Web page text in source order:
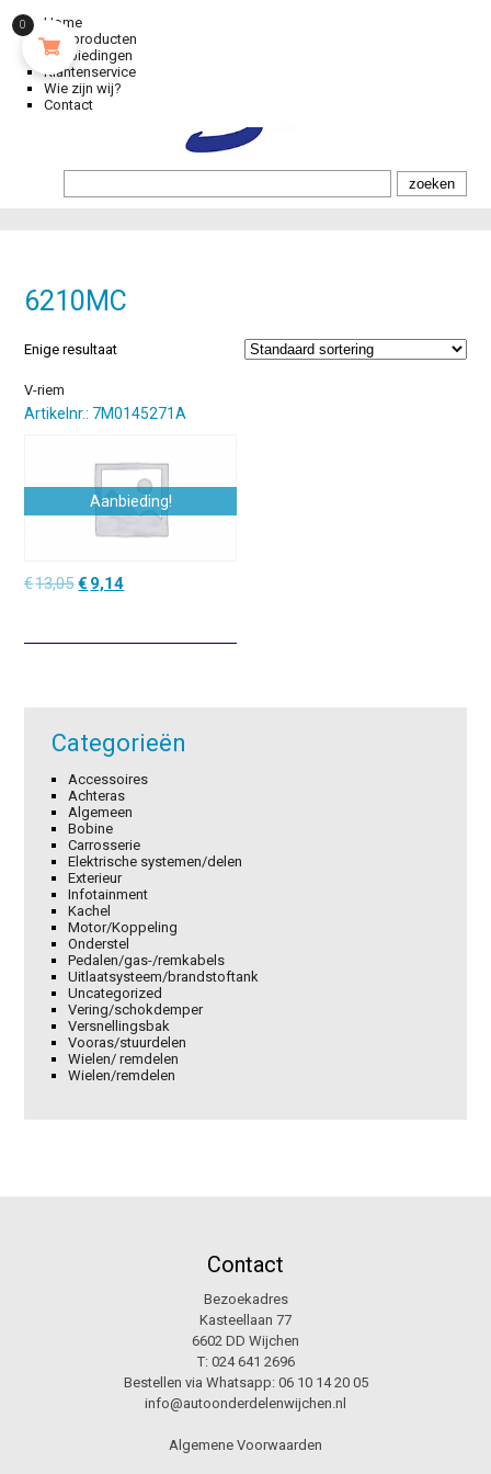
Home
Alle producten
Aanbiedingen
Klantenservice
Wie zijn wij?
Contact
6210MC
Enige resultaat
V-riem
Artikelnr.: 7M0145271A
Aanbieding!
€13,05Oorspronkelijke
€13,05.
€ 9,14Huidige
€9,14.
Categorieën
Accessoires
Achteras
Algemeen
Bobine
Carrosserie
Elektrische systemen/delen
Exterieur
Infotainment
Kachel
Motor/Koppeling
Onderstel
Pedalen/gas-/remkabels
Uitlaatsysteem/brandstoftank
Uncategorized
Vering/schokdemper
Versnellingsbak
Vooras/stuurdelen
Wielen/ remdelen
Wielen/remdelen
Contact
Bezoekadres
Kasteellaan 77
6602 DD Wijchen
T: 024 641 2696
Bestellen via Whatsapp: 06 10 14 20 05
info@autoonderdelenwijchen.nl
Algemene Voorwaarden
0